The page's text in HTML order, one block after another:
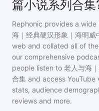
篇小说系列合集
Rephonic provides a
海｜经典硬汉形象｜海明威
web and collated all of
our comprehensive
people listen to 老人与海
合集 and access
stats, audience
reviews and more.